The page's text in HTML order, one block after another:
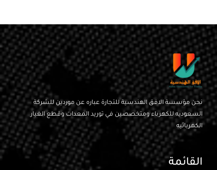
نحن مؤسسة الافق الهندسية للتجارة عباره عن موردين للشركة
السعوديه للكهرباء ومتخصصين في توريد المعدات وقطع الغيار
الكهربائيه
القائمة